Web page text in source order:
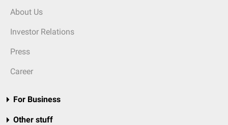
About Us
Investor Relations
Press
Career
For Business
Other stuff